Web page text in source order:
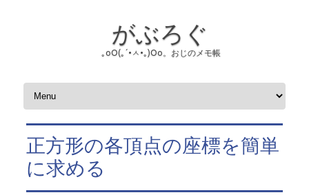
がぶろぐ
｡оО(｡´•ㅅ•｡)Оо。おじのメモ帳
コンテンツへスキップ
正方形の各頂点の座標を簡単
に求める